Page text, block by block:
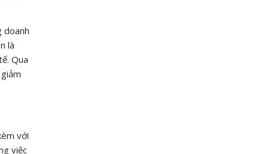
doanh
là
Qua
với
việc